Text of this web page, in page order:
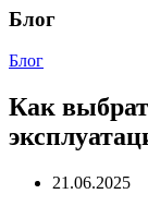
Блог
Блог
Как
21.06.2025